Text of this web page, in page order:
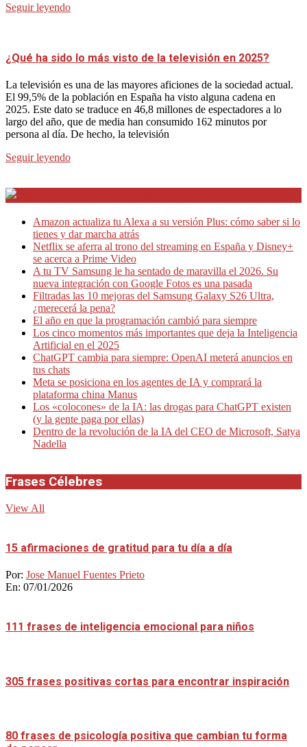
Seguir leyendo
¿Qué ha sido lo más visto de la televisión en 2025?
La televisión es una de las mayores aficiones de la sociedad actual.
El 99,5% de la población en España ha visto alguna cadena en
2025. Este dato se traduce en 46,8 millones de espectadores a lo
largo del año, que de media han consumido 162 minutos por
persona al día. De hecho, la televisión
Seguir leyendo
Amazon actualiza tu Alexa a su versión Plus: cómo saber si lo
tienes y dar marcha atrás
Netflix se aferra al trono del streaming en España y Disney+
se acerca a Prime Video
A tu TV Samsung le ha sentado de maravilla el 2026. Su
nueva integración con Google Fotos es una pasada
Filtradas las 10 mejoras del Samsung Galaxy S26 Ultra,
¿merecerá la pena?
El año en que la programación cambió para siempre
Los cinco momentos más importantes que deja la Inteligencia
Artificial en el 2025
ChatGPT cambia para siempre: OpenAI meterá anuncios en
tus chats
Meta se posiciona en los agentes de IA y comprará la
plataforma china Manus
Los «colocones» de la IA: las drogas para ChatGPT existen
(y la gente paga por ellas)
Dentro de la revolución de la IA del CEO de Microsoft, Satya
Nadella
Frases Célebres
View All
15 afirmaciones de gratitud para tu día a día
Por: Jose Manuel Fuentes Prieto
En: 07/01/2026
111 frases de inteligencia emocional para niños
305 frases positivas cortas para encontrar inspiración
80 frases de psicología positiva que cambian tu forma